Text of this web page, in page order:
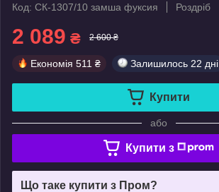
Код: СК-1307/10 замша фуксия
Роздріб
2 089 ₴ 2 600 ₴
Економія 511 ₴ Залишилось 22 дні
Купити
або
Купити з
Що таке купити з Пром?